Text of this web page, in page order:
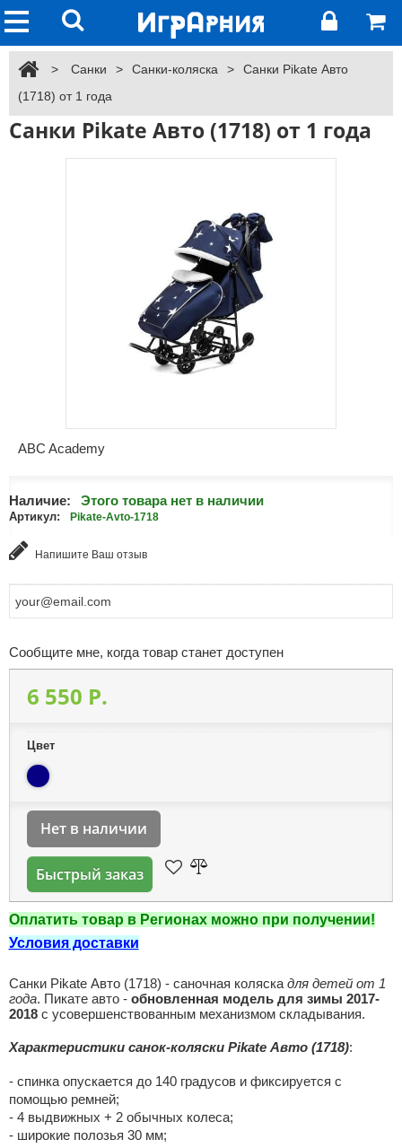
> Санки > Санки-коляска >
Санки Pikate Авто
(1718) от 1 года
Санки Pikate Авто (1718) от 1 года
ABC Academy
Наличие: Этого товара нет в наличии
Артикул: Pikate-Avto-1718
Напишите Ваш отзыв
Сообщите мне, когда товар станет доступен
6 550 P.
Цвет
Нет в наличии
Быстрый заказ
Оплатить товар в Регионах можно при получении!
Условия доставки
Санки Pikate Авто (1718) - саночная коляска для детей от 1
года. Пикате авто - обновленная модель для зимы 2017-
2018с усовершенствованным механизмом складывания.
Характеристики санок-коляски Pikate Авто (1718):
- спинка опускается до 140 градусов и фиксируется с
помощью ремней;
- 4 выдвижных + 2 обычных колеса;
- широкие полозья 30 мм;